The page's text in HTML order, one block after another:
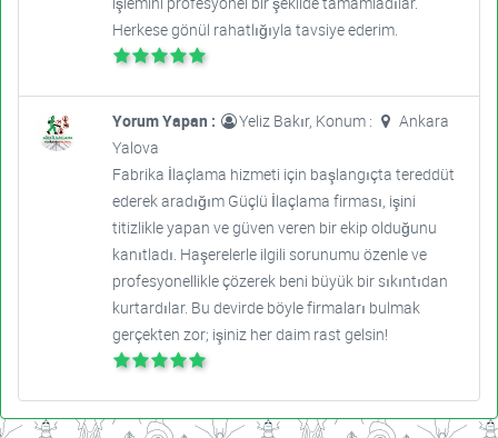
Herkese gönül rahatlığıyla tavsiye ederim.
Yorum Yapan : Yeliz Bakır, Konum :
Ankara
Yalova
Fabrika İlaçlama hizmeti için başlangıçta tereddüt
ederek aradığım Güçlü İlaçlama firması, işini
titizlikle yapan ve güven veren bir ekip olduğunu
kanıtladı. Haşerelerle ilgili sorunumu özenle ve
profesyonellikle çözerek beni büyük bir sıkıntıdan
kurtardılar. Bu devirde böyle firmaları bulmak
gerçekten zor; işiniz her daim rast gelsin!